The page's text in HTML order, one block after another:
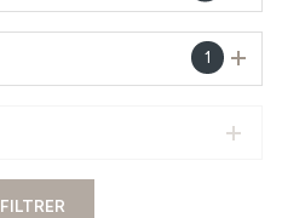
1
FILTRER